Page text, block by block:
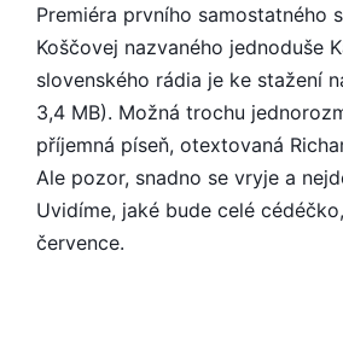
Premiéra prvního samostatného
Koščovej nazvaného jednoduše
slovenského rádia je ke stažení
3,4 MB). Možná trochu
příjemná píseň, otextovaná
Ale pozor, snadno se vryje a
Uvidíme, jaké bude celé
července.